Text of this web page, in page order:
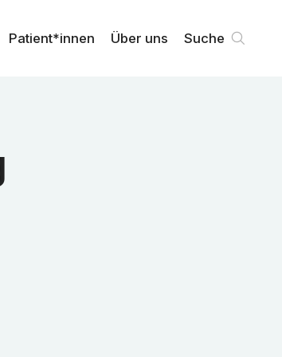
Patient*innen Über uns Suche